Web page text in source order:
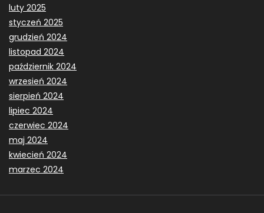
luty 2025
styczeń 2025
grudzień 2024
listopad 2024
październik 2024
wrzesień 2024
sierpień 2024
lipiec 2024
czerwiec 2024
maj 2024
kwiecień 2024
marzec 2024